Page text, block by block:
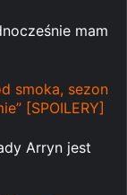
mam
smoka, sezon
[SPOILERY]
Arryn jest